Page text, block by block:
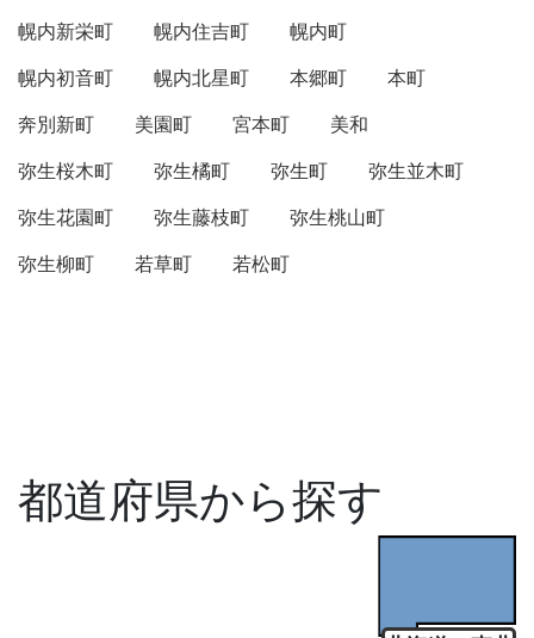
幌内新栄町
幌内住吉町
幌内町
幌内初音町
幌内北星町 本郷町
本町
奔別新町
美園町 宮本町
美和
弥生桜木町
弥生橘町 弥生町
弥生並木町
弥生花園町
弥生藤枝町
弥生桃山町
弥生柳町
若草町 若松町
都道府県から探す